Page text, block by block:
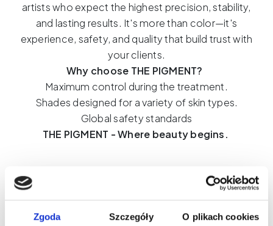
Zgoda Szczegóły O plikach cookies
artists who expect the highest precision, stability,
and lasting results. It's more than color—it's
experience, safety, and quality that build trust with
your clients.
Why choose THE PIGMENT?
Maximum control during the treatment.
Shades designed for a variety of skin types.
Global safety standards
THE PIGMENT - Where beauty begins.
What's worth knowing?